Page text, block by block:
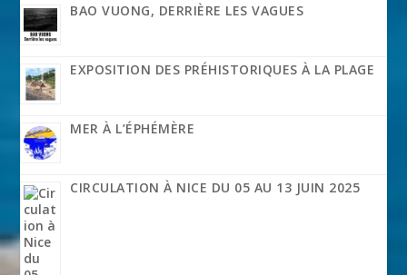
BAO VUONG, DERRIÈRE LES VAGUES
EXPOSITION DES PRÉHISTORIQUES À LA PLAGE
MER À L’ÉPHÉMÈRE
CIRCULATION À NICE DU 05 AU 13 JUIN 2025